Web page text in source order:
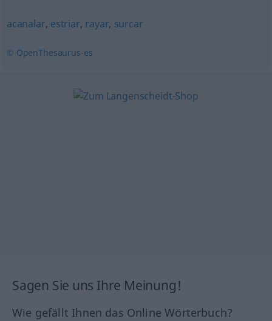
acanalar, estriar, rayar, surcar
© OpenThesaurus-es
Sagen Sie uns Ihre Meinung!
Wie gefällt Ihnen das Online Wörterbuch?